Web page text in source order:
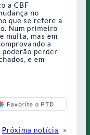
a CBF
no
que se refere a
Num primeiro
multa, mas em
a
poderão perder
e em
Favorite o PTD
Próxima notícia
»